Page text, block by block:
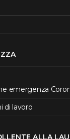
emergenza
di lavoro
ALLA